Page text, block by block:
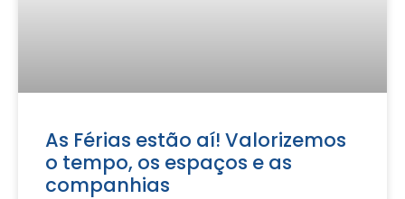
As Férias estão aí! Valorizemos
o tempo, os espaços e as
companhias